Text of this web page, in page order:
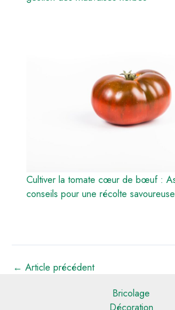
Cultiver la tomate cœur de bœuf :
conseils pour une récolte savoureuse
← Article précédent
Bricolage
Décoration